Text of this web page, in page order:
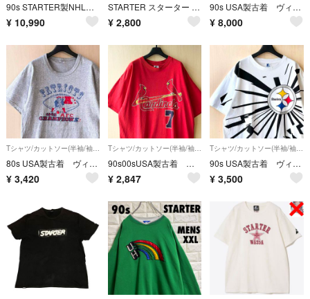
90s STARTER製NHLマイティダックスアナハイムゲームシャツユニフォーム
¥ 10,990
STARTER スターター Lサイズ USA製 NFL TAMPA BAY BUCCANEERS 半袖Tシャツ ビッグロゴ
¥ 2,800
90s USA製古着 ヴィンテージ ロゴTシャツ NFLカロライナパンサーズ
¥ 8,000
Tシャツ/カットソー(半袖/袖なし)
80s USA製古着 ヴィンテージ スターター Tシャツ NFL ペイトリオッツ
¥ 3,420
Tシャツ/カットソー(半袖/袖なし)
90s00sUSA製古着 ヴィンテージ Tシャツ J.D.DREW カージナルス
¥ 2,847
Tシャツ/カットソー(半袖/袖なし)
90s USA製古着 ヴィンテージ Tシャツ スティーラーズ 稲妻グラフィック
¥ 3,500